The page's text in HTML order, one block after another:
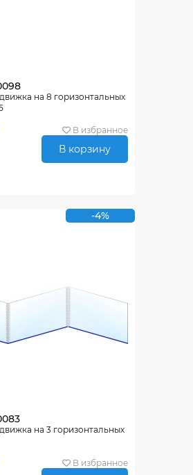
на 8 горизонтальных
В избранное
В корзину
-4%
на 3 горизонтальных
В избранное